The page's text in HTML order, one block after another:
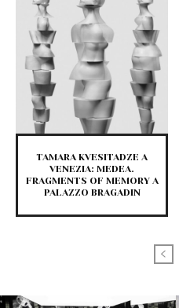
TAMARA KVESITADZE A
VENEZIA: MEDEA.
FRAGMENTS OF MEMORY A
PALAZZO BRAGADIN